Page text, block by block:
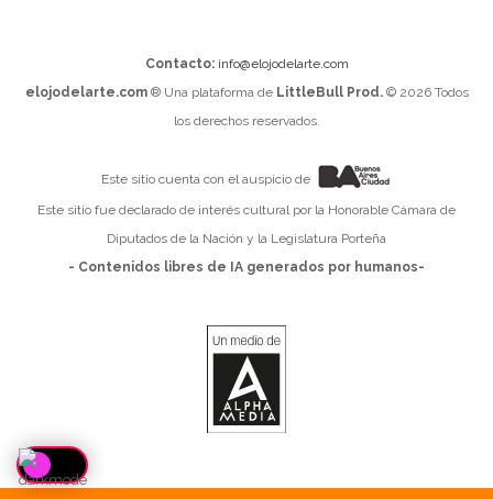
Contacto: info@elojodelarte.com
elojodelarte.com® Una plataforma de LittleBull Prod.© 2026 Todos
los derechos reservados.
Este sitio cuenta con el auspicio de
Este sitio fue declarado de interés cultural por la Honorable Cámara de
Diputados de la Nación y la Legislatura Porteña
- Contenidos libres de IA generados por humanos-